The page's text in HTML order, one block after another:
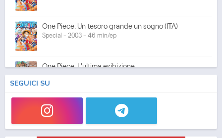
One Piece: Un tesoro grande un sogno (ITA)
Special - 2003 - 46 min/ep
One Piece: L'ultima esibizione
Special - 2003 - 45 min/ep
One Piece: L'ultima esibizione (ITA)
Special - 2003 - 45 min/ep
SEGUICI SU